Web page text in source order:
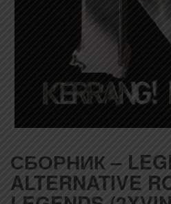
СБОРНИК –
ALTERNATIVE